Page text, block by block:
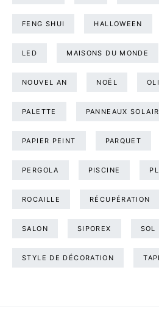
FENG SHUI HALLOWEEN
LED MAISONS DU MONDE
NOUVEL AN NOËL
PALETTE PANNEAUX
PAPIER PEINT PARQUET
PERGOLA PISCINE
ROCAILLE RÉCUPÉRATION
SALON SIPOREX SOL
STYLE DE DÉCORATION